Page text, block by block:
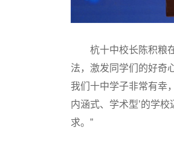
杭十中校长陈积粮在
法，激发同学们的好奇
我们十中学子非常有幸
内涵式、学术型’的学
求。”